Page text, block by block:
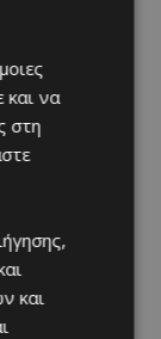
τέχνης μας
και να
στη
και